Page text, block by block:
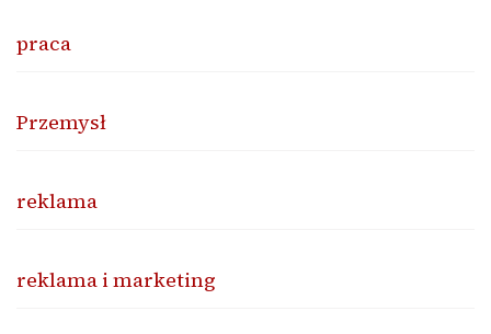
praca
Przemysł
reklama
reklama i marketing